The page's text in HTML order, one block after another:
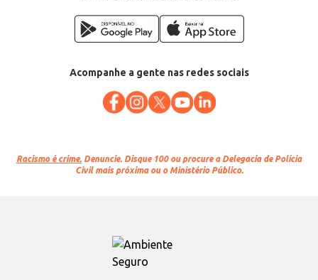
Acompanhe a gente nas redes sociais
Racismo é crime. Denuncie. Disque 100 ou procure a Delegacia de Polícia
Civil mais próxima ou o Ministério Público.